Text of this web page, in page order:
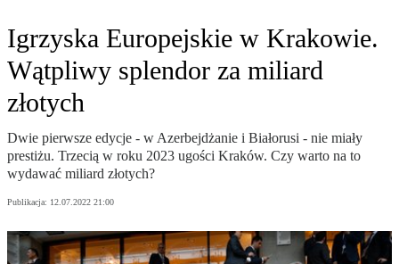
Igrzyska Europejskie w Krakowie.
Wątpliwy splendor za miliard
złotych
Dwie pierwsze edycje - w Azerbejdżanie i Białorusi - nie miały
prestiżu. Trzecią w roku 2023 ugości Kraków. Czy warto na to
wydawać miliard złotych?
Publikacja: 12.07.2022 21:00